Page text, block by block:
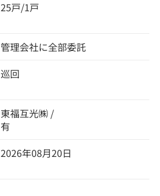
25戸/1戸
管理会社に全部委託
巡回
東福互光㈱ /
有
2026年08月20日